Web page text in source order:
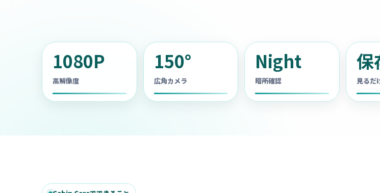
1080P
高解像度
150°
広角カメラ
Night
暗所確認
保
見るだ